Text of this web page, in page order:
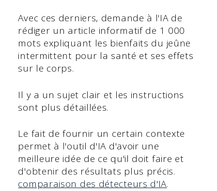
Avec ces derniers, demande à l'IA de
rédiger un article informatif de 1 000
mots expliquant les bienfaits du jeûne
intermittent pour la santé et ses effets
sur le corps.
Il y a un sujet clair et les instructions
sont plus détaillées.
Le fait de fournir un certain contexte
permet à l'outil d'IA d'avoir une
meilleure idée de ce qu'il doit faire et
d'obtenir des résultats plus précis.
comparaison des détecteurs d'IA.